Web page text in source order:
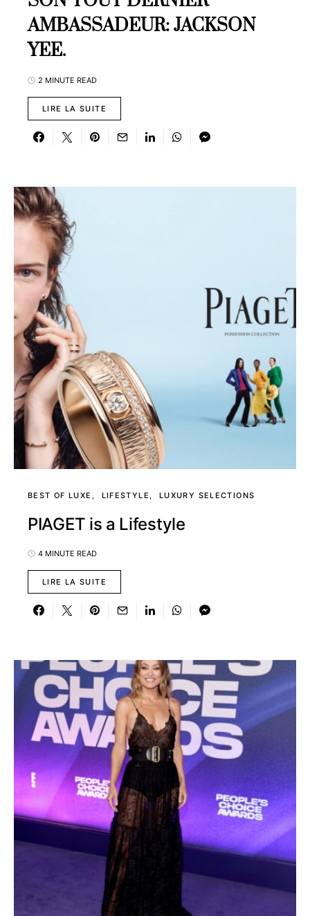
AMBASSADEUR: JACKSON
YEE.
2 MINUTE READ
LIRE LA SUITE
BEST OF LUXE LIFESTYLE LUXURY SELECTIONS
PIAGET is a Lifestyle
4 MINUTE READ
LIRE LA SUITE